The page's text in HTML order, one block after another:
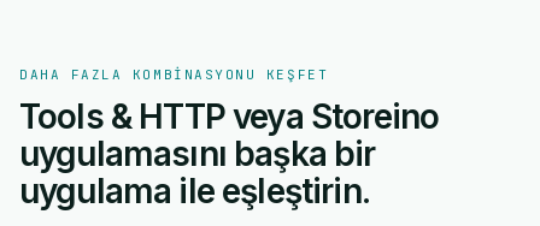
DAHA FAZLA KOMBINASYONU KEŞFET
Tools & HTTP veya Storeino
uygulamasını başka bir
uygulama ile eşleştirin.